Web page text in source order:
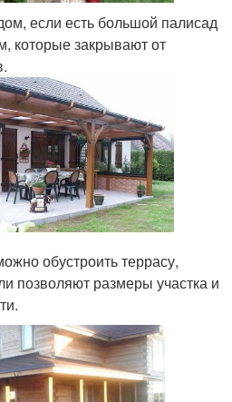
если есть большой палисад
которые закрывают от
обустроить террасу,
позволяют размеры участка и